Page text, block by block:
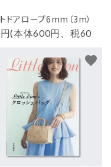
ドアロープ6mm（3m）
(本体600円、税60
favorite